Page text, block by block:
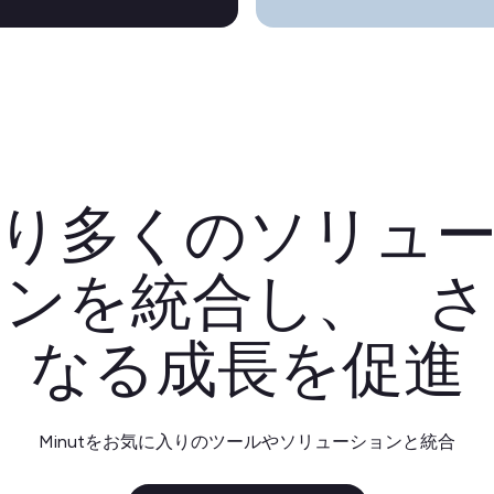
多くのソリュ
を統合し、
なる成長を促進
Minutをお気に入りのツールやソリューションと統合